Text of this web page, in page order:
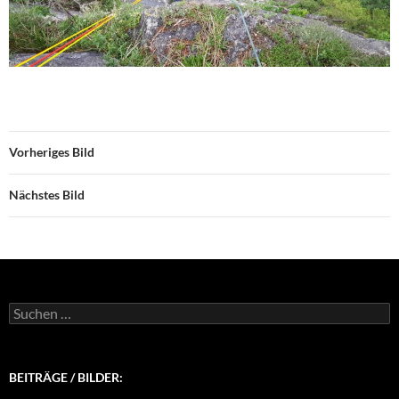
Vorheriges Bild
Nächstes Bild
Suchen
nach:
BEITRÄGE / BILDER: